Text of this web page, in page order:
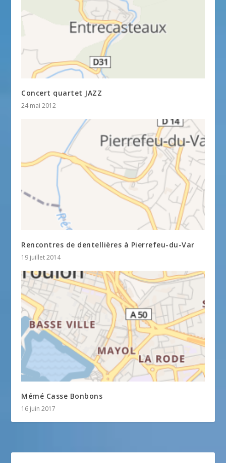
Concert quartet JAZZ
24 mai 2012
Rencontres de dentellières à Pierrefeu-du-Var
19 juillet 2014
Mémé Casse Bonbons
16 juin 2017